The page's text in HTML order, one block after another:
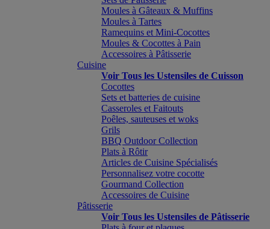
Moules à Gâteaux & Muffins
Moules à Tartes
Ramequins et Mini-Cocottes
Moules & Cocottes à Pain
Accessoires à Pâtisserie
Cuisine
Voir Tous les Ustensiles de Cuisson
Cocottes
Sets et batteries de cuisine
Casseroles et Faitouts
Poêles, sauteuses et woks
Grils
BBQ Outdoor Collection
Plats à Rôtir
Articles de Cuisine Spécialisés
Personnalisez votre cocotte
Gourmand Collection
Accessoires de Cuisine
Pâtisserie
Voir Tous les Ustensiles de Pâtisserie